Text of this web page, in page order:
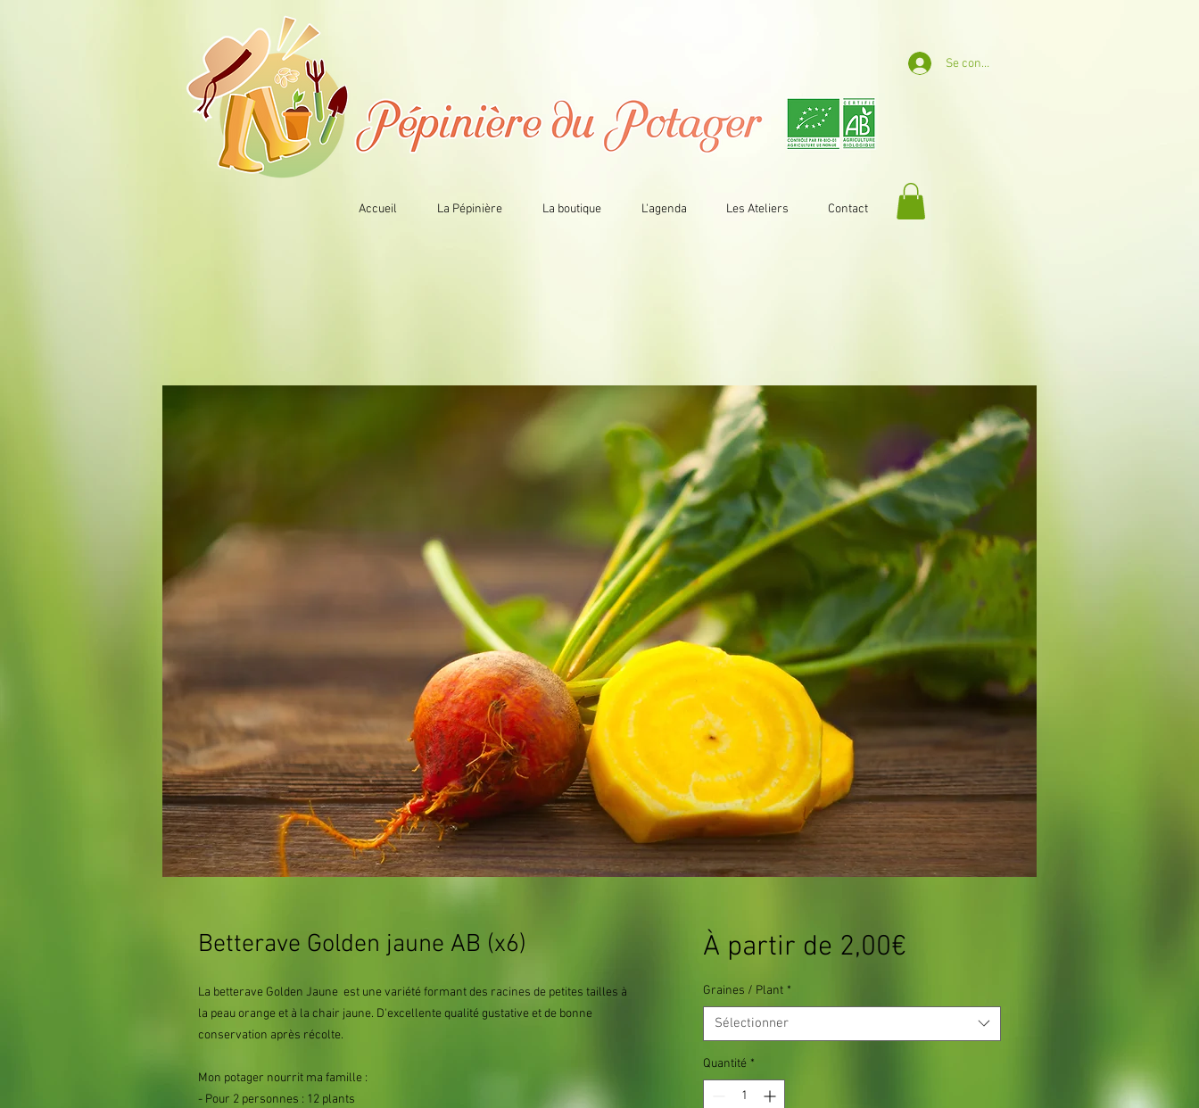
Accueil La Pépinière La boutique L'agenda Les Ateliers Contact
Se connecter
Betterave Golden jaune AB (x6)
La betterave Golden Jaune est une variété formant des racines de petites tailles à
la peau orange et à la chair jaune. D'excellente qualité gustative et de bonne
conservation après récolte.
Mon potager nourrit ma famille :
- Pour 2 personnes : 12 plants
À partir de 2,00€
Graines / Plant *
Sélectionner
Quantité *